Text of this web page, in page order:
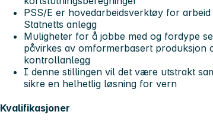
PSS/E er hovedarbeidsverktøy for
Statnetts anlegg
Muligheter for å jobbe med og fordype
påvirkes av omformerbasert produksjon
kontrollanlegg
I denne stillingen vil det være utstrakt
sikre en helhetlig løsning for vern
Kvalifikasjoner